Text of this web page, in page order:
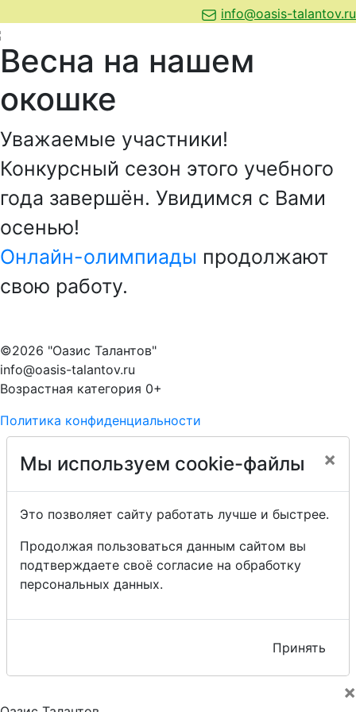
info@oasis-talantov.ru
Весна на нашем
окошке
Уважаемые участники!
Конкурсный сезон этого учебного
года завершён. Увидимся с Вами
осенью!
Онлайн-олимпиады продолжают
свою работу.
©2026 "Оазис Талантов"
info@oasis-talantov.ru
Возрастная категория 0+
Политика конфиденциальности
Мы используем cookie-файлы ×
Это позволяет сайту работать лучше и быстрее.
Продолжая пользоваться данным сайтом вы
подтверждаете своё согласие на обработку
персональных данных.
Принять
×